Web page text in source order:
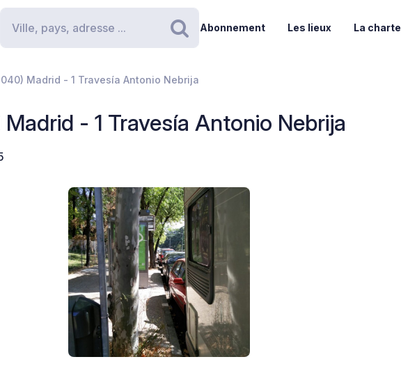
Rechercher
Abonnement Les lieux La charte
Madrid - 1 Travesía Antonio Nebrija
- 1 Travesía Antonio Nebrija